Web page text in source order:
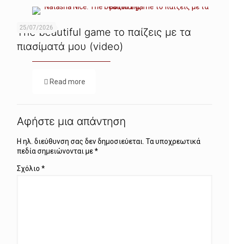
25/07/2026
The beautiful game το παίζεις με τα
πιασίματά μου (video)
Read more
Αφήστε μια απάντηση
Η ηλ. διεύθυνση σας δεν δημοσιεύεται. Τα υποχρεωτικά
πεδία σημειώνονται με*
Σχόλιο *